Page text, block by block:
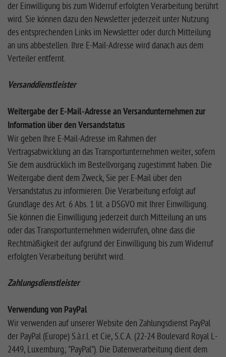
der Einwilligung bis zum Widerruf erfolgten Verarbeitung berührt
wird. Sie können dazu den Newsletter jederzeit unter Nutzung
des entsprechenden Links im Newsletter oder durch Mitteilung
an uns abbestellen. Ihre E-Mail-Adresse wird danach aus dem
Verteiler entfernt.
Versanddienstleister
Weitergabe der E-Mail-Adresse an Versandunternehmen zur
Information über den Versandstatus
Wir geben Ihre E-Mail-Adresse im Rahmen der
Vertragsabwicklung an das Transportunternehmen weiter, sofern
Sie dem ausdrücklich im Bestellvorgang zugestimmt haben. Die
Weitergabe dient dem Zweck, Sie per E-Mail über den
Versandstatus zu informieren. Die Verarbeitung erfolgt auf
Grundlage des Art. 6 Abs. 1 lit. a DSGVO mit Ihrer Einwilligung.
Sie können die Einwilligung jederzeit durch Mitteilung an uns
oder das Transportunternehmen widerrufen, ohne dass die
Rechtmäßigkeit der aufgrund der Einwilligung bis zum Widerruf
erfolgten Verarbeitung berührt wird.
Zahlungsdienstleister
Verwendung von PayPal
Wir verwenden auf unserer Website den Zahlungsdienst PayPal
der PayPal (Europe) S.à.r.l. et Cie, S.C.A. (22-24 Boulevard Royal L-
2449, Luxemburg; "PayPal"). Die Datenverarbeitung dient dem